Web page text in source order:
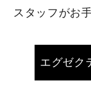
スタッフがお
エグゼク